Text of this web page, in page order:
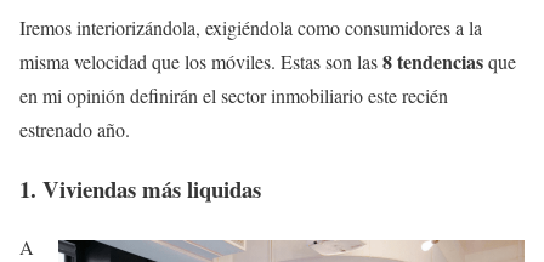
Iremos interiorizándola, exigiéndola como consumidores a la
misma velocidad que los móviles. Estas son las8 tendenciasque
en mi opinión definirán el sector inmobiliario este recién
estrenado año.
1. Viviendas más liquidas
A